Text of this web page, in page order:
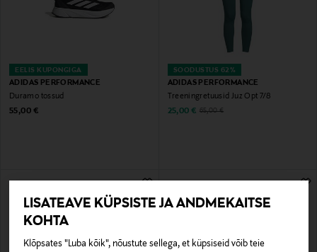
LISATEAVE KÜPSISTE JA ANDMEKAITSE
KOHTA
Klõpsates "Luba kõik", nõustute sellega, et küpsiseid võib teie
EELIS KUPONGIGA
ADIDAS PERFORMANCE
Duramo tossud
Original Price
55,00 €
SOODUSTUS 62%
ADIDAS PERFORMANCE
Treeningretuusid Juz Opt 7/8
Discounted Price
25,00 € Original Price
65,00 €